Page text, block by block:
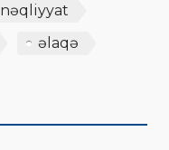
nəqliyyat
əlaqə